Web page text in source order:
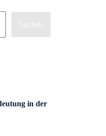
Suchen
in der